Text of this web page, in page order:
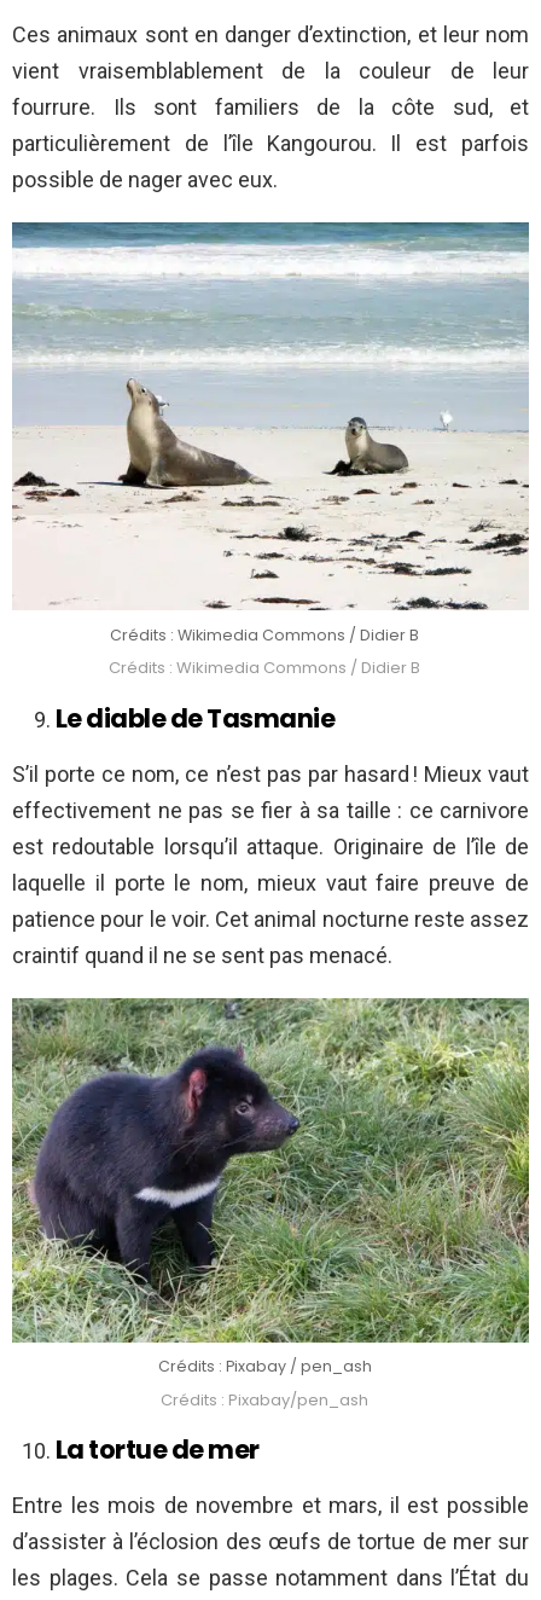
Ces animaux sont en danger d’extinction, et leur nom
vient vraisemblablement de la couleur de leur
fourrure. Ils sont familiers de la côte sud, et
particulièrement de l’île Kangourou. Il est parfois
possible de nager avec eux.
Crédits : Wikimedia Commons / Didier B
Crédits : Wikimedia Commons / Didier B
Le diable de Tasmanie
S’il porte ce nom, ce n’est pas par hasard ! Mieux vaut
effectivement ne pas se fier à sa taille : ce carnivore
est redoutable lorsqu’il attaque. Originaire de l’île de
laquelle il porte le nom, mieux vaut faire preuve de
patience pour le voir. Cet animal nocturne reste assez
craintif quand il ne se sent pas menacé.
Crédits : Pixabay / pen_ash
Crédits : Pixabay/pen_ash
La tortue de mer
Entre les mois de novembre et mars, il est possible
d’assister à l’éclosion des œufs de tortue de mer sur
les plages. Cela se passe notamment dans l’État du